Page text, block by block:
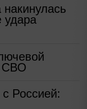
удара
СВО
Россией: